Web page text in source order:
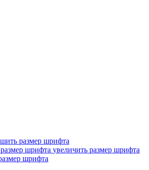
размер шрифта
увеличить размер шрифта